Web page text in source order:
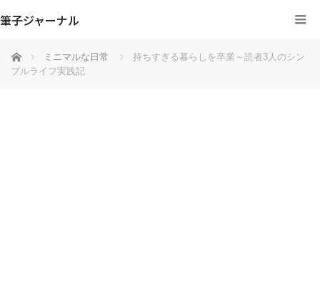
筆子ジャーナル
ホーム ミニマルな日常
持ちすぎる暮らしを卒業～読者3人のシン
プルライフ実践記